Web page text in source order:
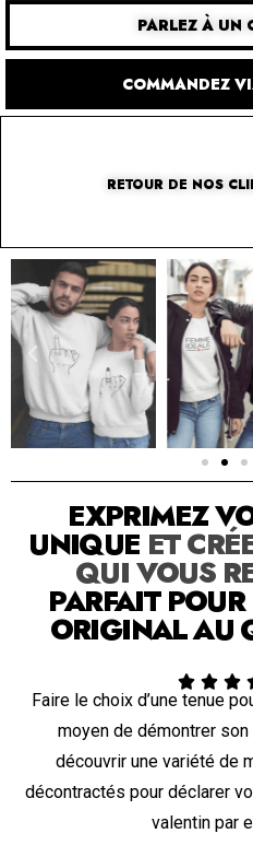
PARLEZ À UN
COMMANDEZ
RETOUR DE NOS
SOLUTION PAR THE
EXPRIMEZ
UNIQUE ET
QUI VOUS
PARFAIT
ORIGINAL AU
  
Faire le choix d’une tenue
moyen de démontrer son
découvrir une variété de
décontractés pour déclarer
valentin par